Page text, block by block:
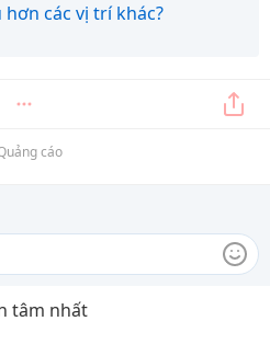
các vị trí khác?
cáo
tâm nhất